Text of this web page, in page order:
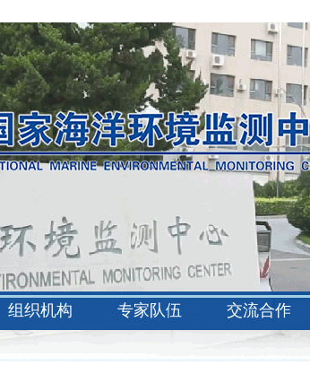
组织机构 专家队伍 交流合作